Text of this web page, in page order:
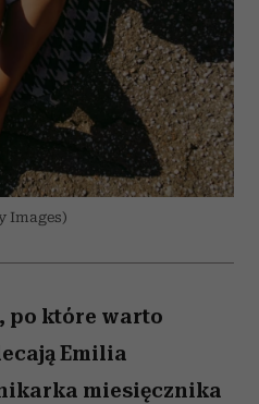
Images)
po które warto
Emilia
miesięcznika